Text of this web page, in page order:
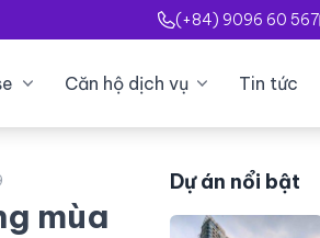
(+84) 9096 60 567
Căn hộ dịch vụ Tin tức
mùa
Dự án nổi bật